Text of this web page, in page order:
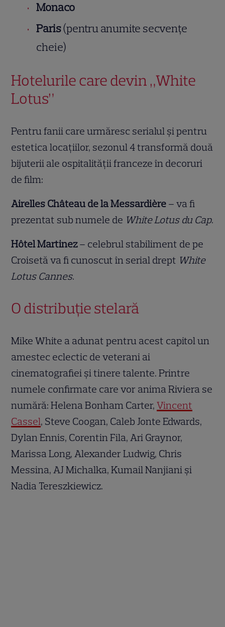
Monaco
Paris(pentru anumite secvențe
cheie)
Hotelurile care devin „White
Lotus”
Pentru fanii care urmăresc serialul și pentru
estetica locațiilor, sezonul 4 transformă două
bijuterii ale ospitalității franceze în decoruri
de film:
Airelles Château de la Messardière – va fi
prezentat sub numele de White Lotus du Cap.
Hôtel Martinez– celebrul stabiliment de pe
Croisetă va fi cunoscut în serial drept White
Lotus Cannes.
O distribuție stelară
Mike White a adunat pentru acest capitol un
amestec eclectic de veterani ai
cinematografiei și tinere talente. Printre
numele confirmate care vor anima Riviera se
numără: Helena Bonham Carter,Vincent
Cassel, Steve Coogan, Caleb Jonte Edwards,
Dylan Ennis, Corentin Fila, Ari Graynor,
Marissa Long, Alexander Ludwig, Chris
Messina, AJ Michalka, Kumail Nanjiani și
Nadia Tereszkiewicz.